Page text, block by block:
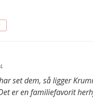
set dem, så ligger
er en familiefavorit